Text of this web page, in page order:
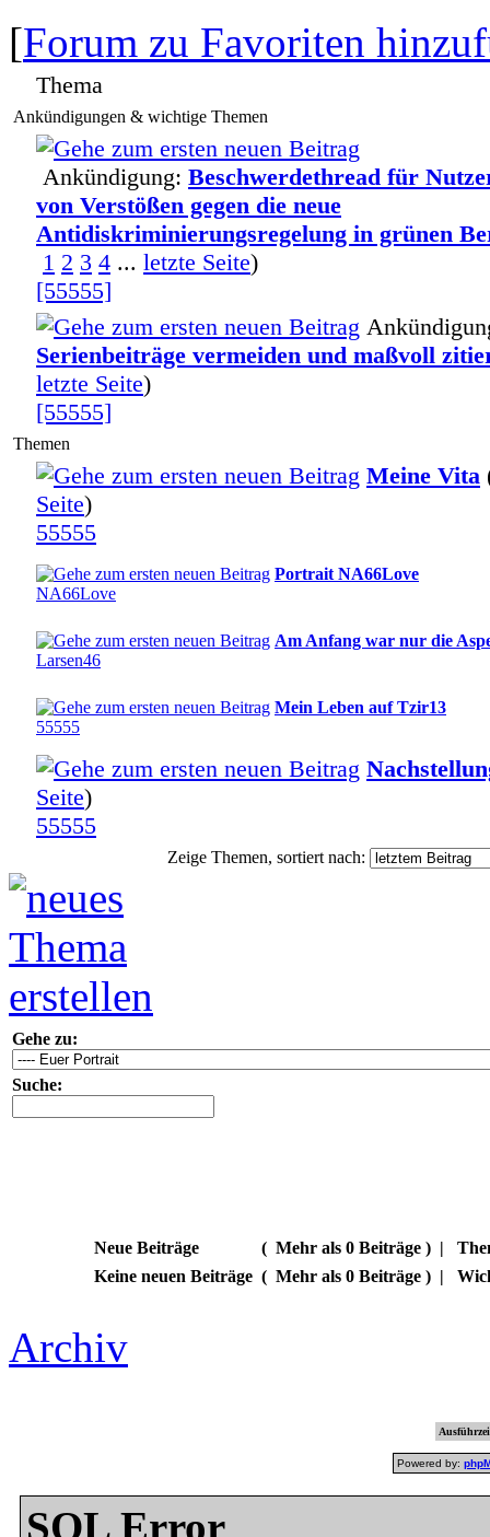
[Forum zu Favoriten
Thema
Ankündigungen & wichtige Themen
Ankündigung: Beschwerdethread für
von Verstößen gegen die neue
Antidiskriminierungsregelung in grünen
1 2 3 4 ... letzte Seite)
[55555]
Serienbeiträge vermeiden und maßvoll
letzte Seite)
[55555]
Themen
Meine Vita
Seite)
55555
Portrait NA66Love
NA66Love
Am Anfang war nur die
Larsen46
Mein Leben auf Tzir13
55555
Seite)
55555
Zeige Themen, sortiert nach:
Gehe zu:
Suche:
Neue Beiträge ( Mehr als 0 Beiträge ) |
Keine neuen Beiträge ( Mehr als 0 Beiträge ) |
Archiv
Powered by:
SQL Error